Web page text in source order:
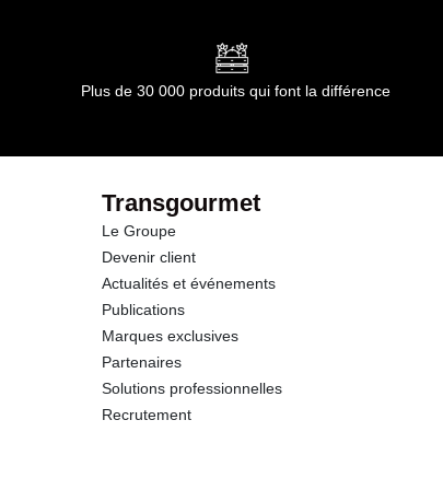
Protéines
Sel
Sodium
Plus de 30 000 produits qui font la différence
Transgourmet
Le Groupe
Devenir client
Actualités et événements
Publications
Marques exclusives
Partenaires
Solutions professionnelles
Recrutement